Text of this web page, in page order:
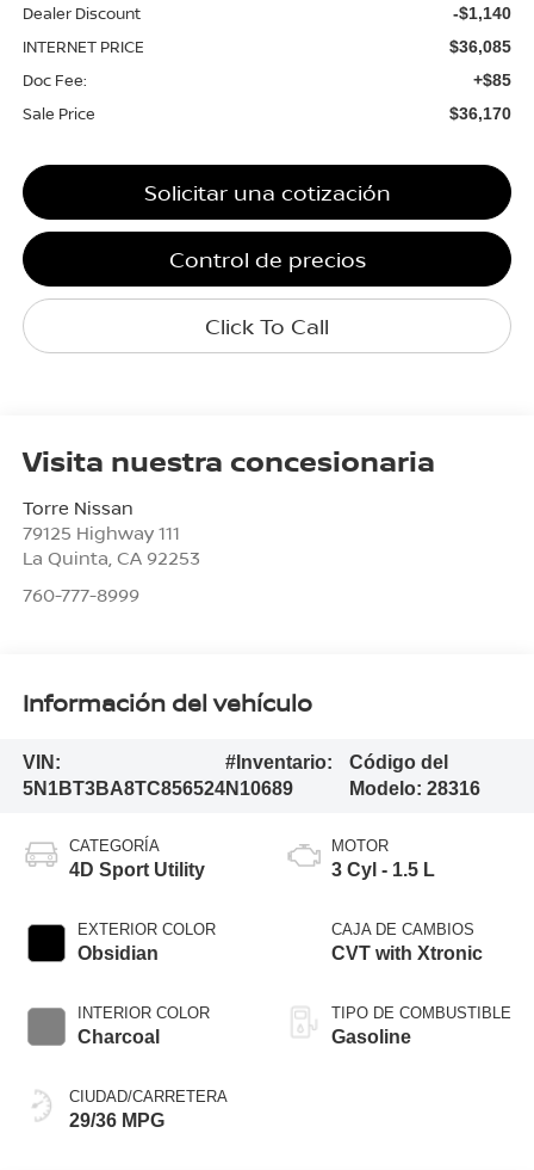
Dealer Discount -$1,140
INTERNET PRICE $36,085
Doc Fee: +$85
Sale Price $36,170
Solicitar una cotización
Control de precios
Click To Call
Visita nuestra concesionaria
Torre Nissan
79125 Highway 111
La Quinta CA 92253
760-777-8999
Información del vehículo
VIN:
5N1BT3BA8TC856524
#Inventario:
N10689
Código del
Modelo:28316
CATEGORÍA
4D Sport Utility
EXTERIOR COLOR
Obsidian
INTERIOR COLOR
Charcoal
CIUDAD/CARRETERA
29/36 MPG
MOTOR
3 Cyl - 1.5 L
CAJA DE CAMBIOS
CVT with Xtronic
TIPO DE COMBUSTIBLE
Gasoline